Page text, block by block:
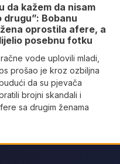
da kažem da nisam
drugu”: Bobanu
oprostila afere, a
posebnu fotku
vode uplovili mladi,
prošao je kroz ozbiljna
da su pjevača
brojni skandali i
sa drugim ženama